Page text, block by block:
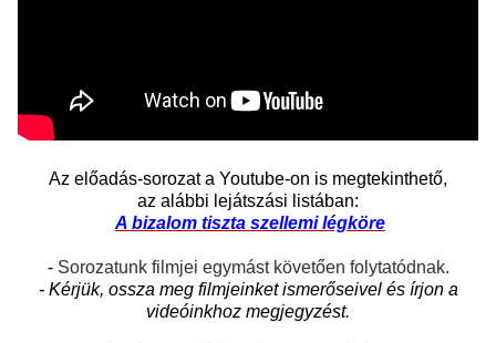
Az előadás-sorozat a Youtube-on is megtekinthető,
az alábbi lejátszási listában:
A bizalom tiszta szellemi légköre
- Sorozatunk filmjei egymást követően folytatódnak.
- Kérjük, ossza meg filmjeinket ismerőseivel és írjon a
videóinkhoz megjegyzést.